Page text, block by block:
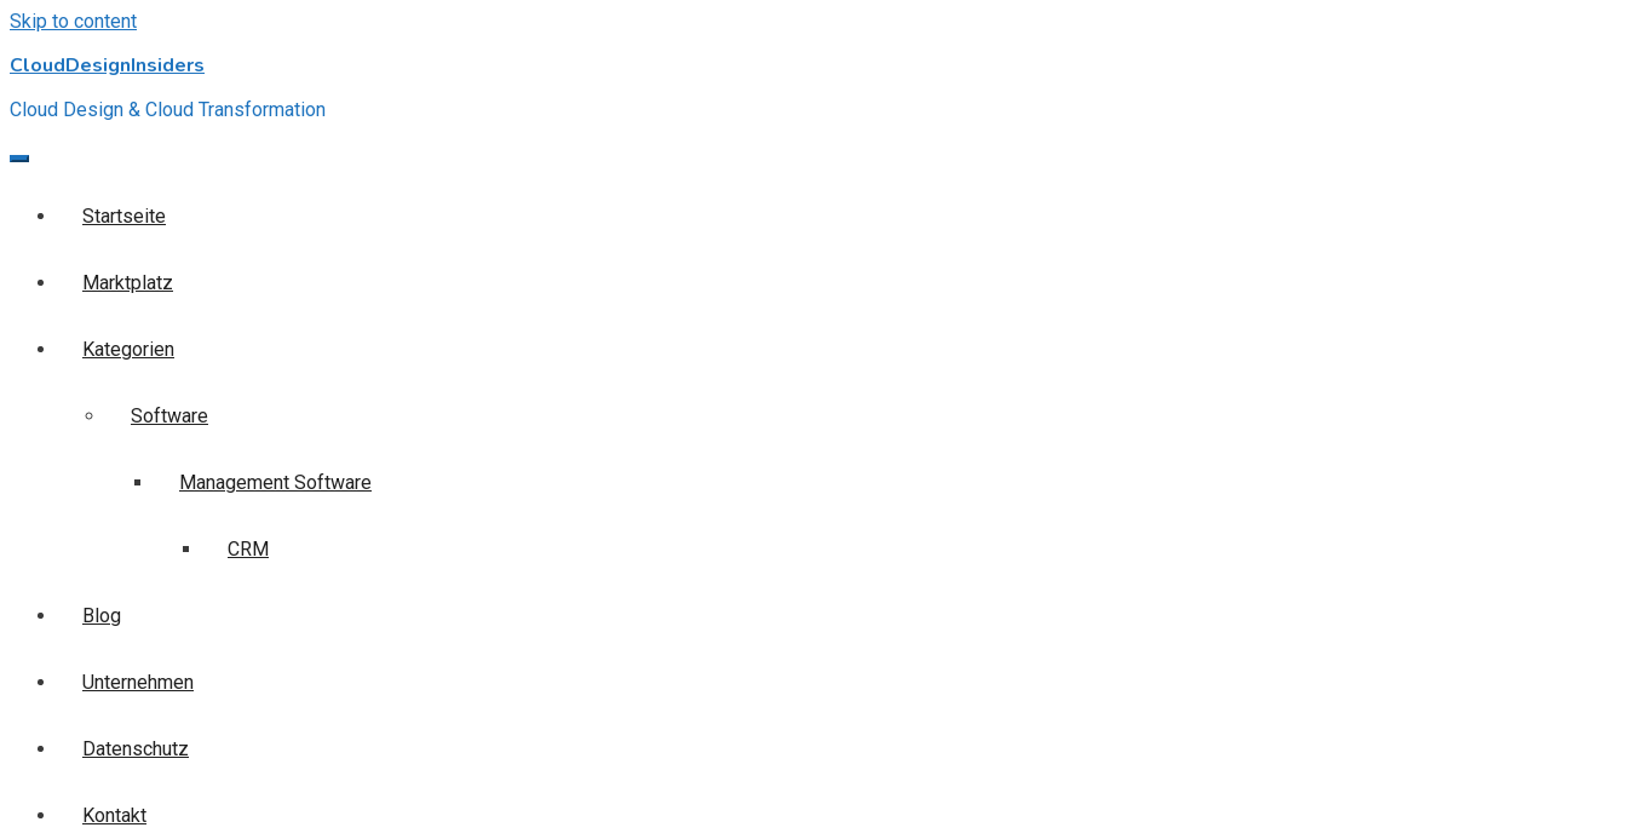
Skip to content
CloudDesignInsiders
Cloud Design & Cloud Transformation
Startseite
Marktplatz
Kategorien
Software
Management Software
CRM
Blog
Unternehmen
Datenschutz
Kontakt